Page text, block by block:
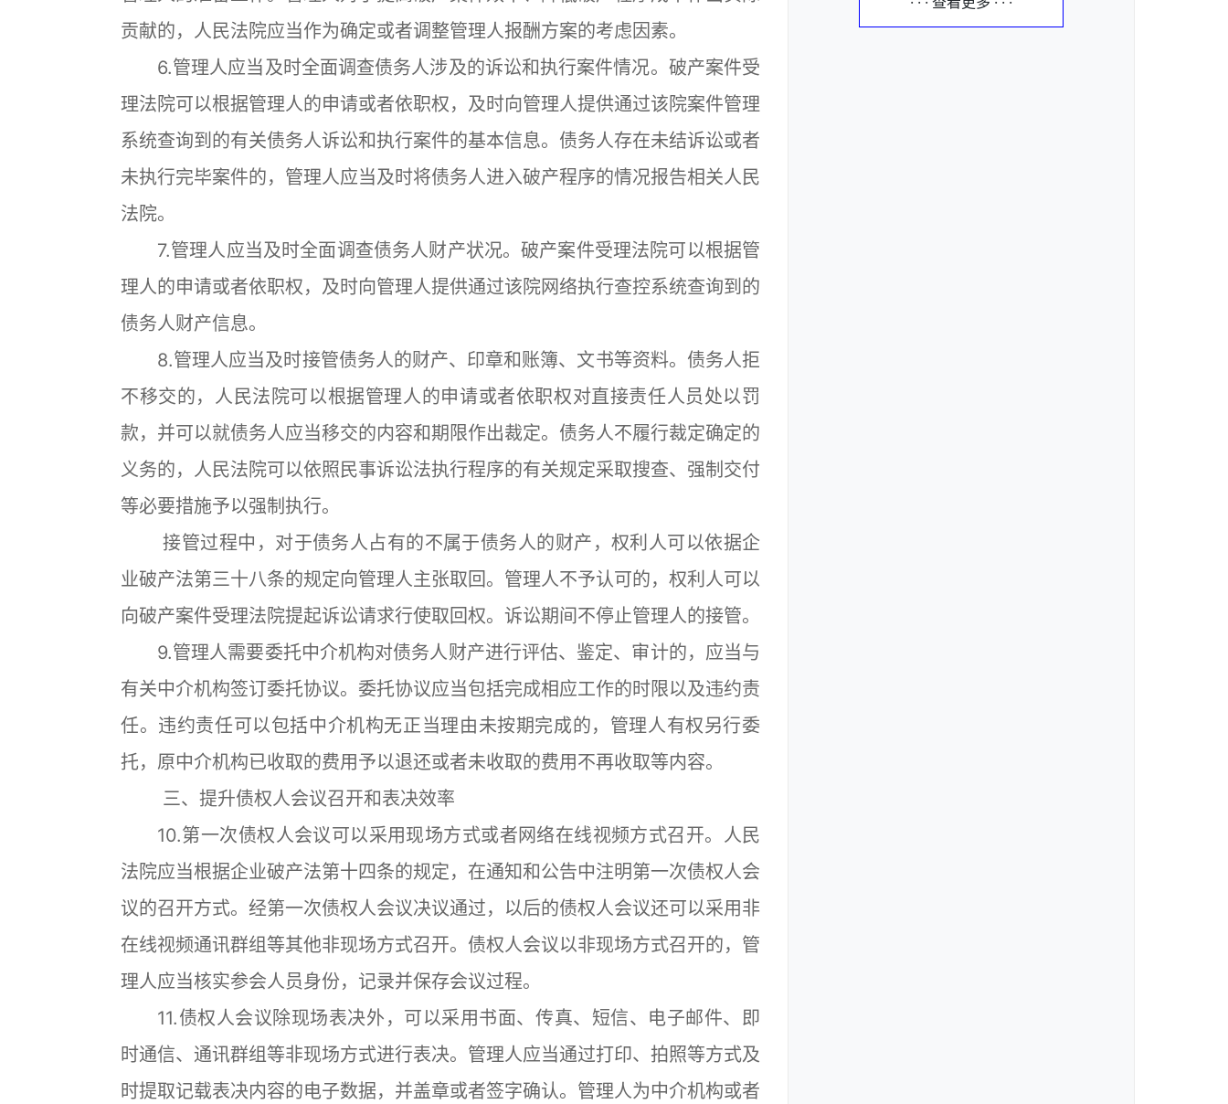
贡献的，人民法院应当作为确定或者调整管理人报酬方案的考虑因素。
6.管理人应当及时全面调查债务人涉及的诉讼和执行案件情况。破产案件受
理法院可以根据管理人的申请或者依职权，及时向管理人提供通过该院案件管理
系统查询到的有关债务人诉讼和执行案件的基本信息。债务人存在未结诉讼或者
未执行完毕案件的，管理人应当及时将债务人进入破产程序的情况报告相关人民
法院。
7.管理人应当及时全面调查债务人财产状况。破产案件受理法院可以根据管
理人的申请或者依职权，及时向管理人提供通过该院网络执行查控系统查询到的
债务人财产信息。
8.管理人应当及时接管债务人的财产、印章和账簿、文书等资料。债务人拒
不移交的，人民法院可以根据管理人的申请或者依职权对直接责任人员处以罚
款，并可以就债务人应当移交的内容和期限作出裁定。债务人不履行裁定确定的
义务的，人民法院可以依照民事诉讼法执行程序的有关规定采取搜查、强制交付
等必要措施予以强制执行。
接管过程中，对于债务人占有的不属于债务人的财产，权利人可以依据企
业破产法第三十八条的规定向管理人主张取回。管理人不予认可的，权利人可以
向破产案件受理法院提起诉讼请求行使取回权。诉讼期间不停止管理人的接管。
9.管理人需要委托中介机构对债务人财产进行评估、鉴定、审计的，应当与
有关中介机构签订委托协议。委托协议应当包括完成相应工作的时限以及违约责
任。违约责任可以包括中介机构无正当理由未按期完成的，管理人有权另行委
托，原中介机构已收取的费用予以退还或者未收取的费用不再收取等内容。
三、提升债权人会议召开和表决效率
10.第一次债权人会议可以采用现场方式或者网络在线视频方式召开。人民
法院应当根据企业破产法第十四条的规定，在通知和公告中注明第一次债权人会
议的召开方式。经第一次债权人会议决议通过，以后的债权人会议还可以采用非
在线视频通讯群组等其他非现场方式召开。债权人会议以非现场方式召开的，管
理人应当核实参会人员身份，记录并保存会议过程。
11.债权人会议除现场表决外，可以采用书面、传真、短信、电子邮件、即
时通信、通讯群组等非现场方式进行表决。管理人应当通过打印、拍照等方式及
时提取记载表决内容的电子数据，并盖章或者签字确认。管理人为中介机构或者